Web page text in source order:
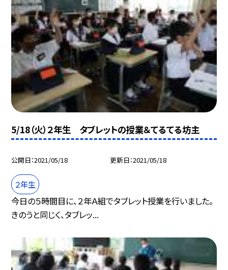
5/18（火）２年生 タブレットの授業＆てるてる坊主
公開日 2021/05/18 更新日 2021/05/18
２年生
今日の５時間目に、２年Ａ組でタブレット授業を行いました。
きのうと同じく、タブレッ...